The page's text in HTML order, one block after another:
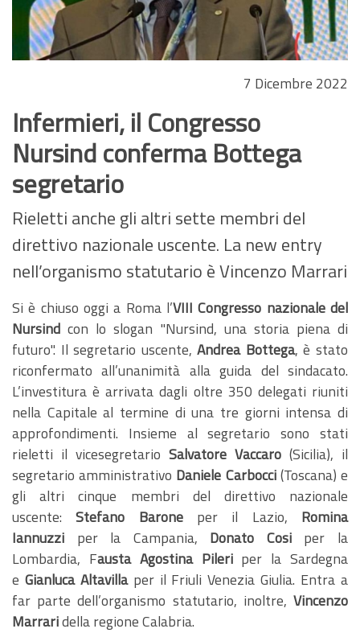
7 Dicembre 2022
Infermieri, il Congresso
Nursind conferma Bottega
segretario
Rieletti anche gli altri sette membri del
direttivo nazionale uscente. La new entry
nell’organismo statutario è Vincenzo Marrari
Si è chiuso oggi a Roma l’VIII Congresso nazionale del
Nursind con lo slogan "Nursind, una storia piena di
futuro". Il segretario uscente,Andrea Bottega, è stato
riconfermato all’unanimità alla guida del sindacato.
L’investitura è arrivata dagli oltre 350 delegati riuniti
nella Capitale al termine di una tre giorni intensa di
approfondimenti. Insieme al segretario sono stati
rieletti il vicesegretario Salvatore Vaccaro (Sicilia), il
segretario amministrativo Daniele Carbocci(Toscana) e
gli altri cinque membri del direttivo nazionale
uscente:Stefano Baroneper il Lazio, Romina
Iannuzzi per la Campania, Donato Cosiper la
Lombardia, Fausta Agostina Pileriper la Sardegna
e Gianluca Altavillaper il Friuli Venezia Giulia. Entra a
far parte dell’organismo statutario, inoltre, Vincenzo
Marraridella regione Calabria.